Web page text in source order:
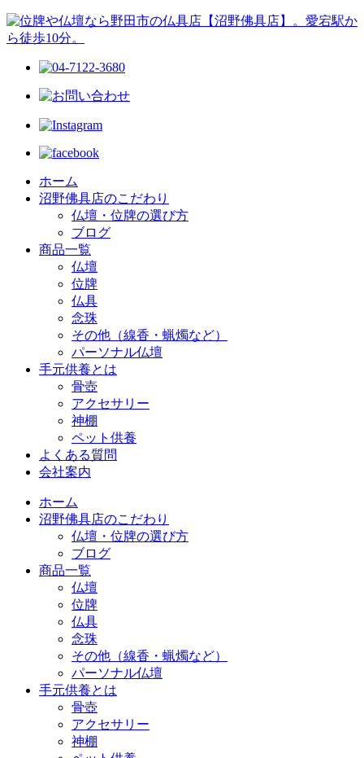
ホーム
沼野佛具店のこだわり
仏壇・位牌の選び方
ブログ
商品一覧
仏壇
位牌
仏具
念珠
その他（線香・蝋燭など）
パーソナル仏壇
手元供養とは
骨壺
アクセサリー
神棚
ペット供養
よくある質問
会社案内
ホーム
沼野佛具店のこだわり
仏壇・位牌の選び方
ブログ
商品一覧
仏壇
位牌
仏具
念珠
その他（線香・蝋燭など）
パーソナル仏壇
手元供養とは
骨壺
アクセサリー
神棚